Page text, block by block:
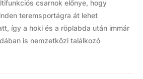
csarnok előnye, hogy
teremsportágra át lehet
így a hoki és a röplabda után immár
is nemzetközi találkozó